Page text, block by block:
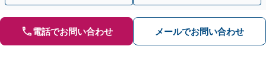
電話でお問い合わせ メールでお問い合わせ